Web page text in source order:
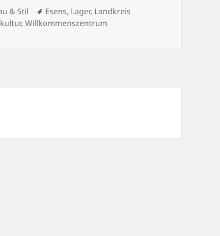
& Stil Schlagwörter
Esens, Lager, Landkreis
,Willkommenszentrum